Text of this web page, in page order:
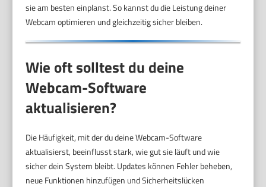
sie am besten einplanst. So kannst du die Leistung deiner
Webcam optimieren und gleichzeitig sicher bleiben.
Wie oft solltest du deine
Webcam-Software
aktualisieren?
Die Häufigkeit, mit der du deine Webcam-Software
aktualisierst, beeinflusst stark, wie gut sie läuft und wie
sicher dein System bleibt. Updates können Fehler beheben,
neue Funktionen hinzufügen und Sicherheitslücken